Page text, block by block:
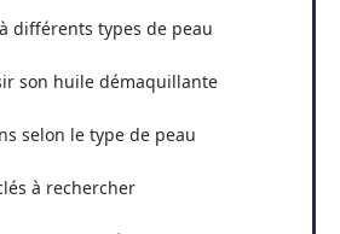
différents types de peau
son huile démaquillante
selon le type de peau
à rechercher